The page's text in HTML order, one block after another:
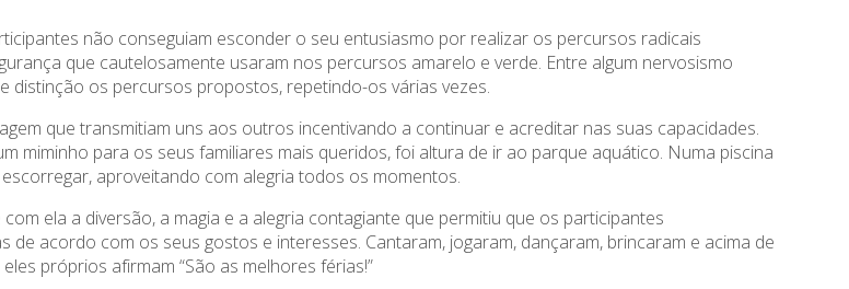
não conseguiam esconder o seu entusiasmo por realizar os percursos radicais
que cautelosamente usaram nos percursos amarelo e verde. Entre algum nervosismo
distinção os percursos propostos, repetindo-os várias vezes.
que transmitiam uns aos outros incentivando a continuar e acreditar nas suas capacidades.
miminho para os seus familiares mais queridos, foi altura de ir ao parque aquático. Numa piscina
aproveitando com alegria todos os momentos.
ela a diversão, a magia e a alegria contagiante que permitiu que os participantes
acordo com os seus gostos e interesses. Cantaram, jogaram, dançaram, brincaram e acima de
próprios afirmam “São as melhores férias!”